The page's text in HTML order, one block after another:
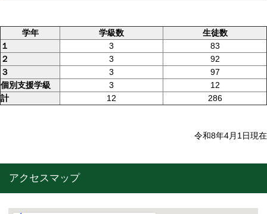
学年 学級数
生徒数
１
3
83
２
3
92
３
3
97
個別支援学級
3
12
計
12 286
令和8年4月1日現在
アクセスマップ